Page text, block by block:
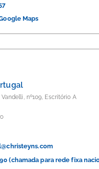
Maps
nº109, Escritório A
(chamada para rede fixa